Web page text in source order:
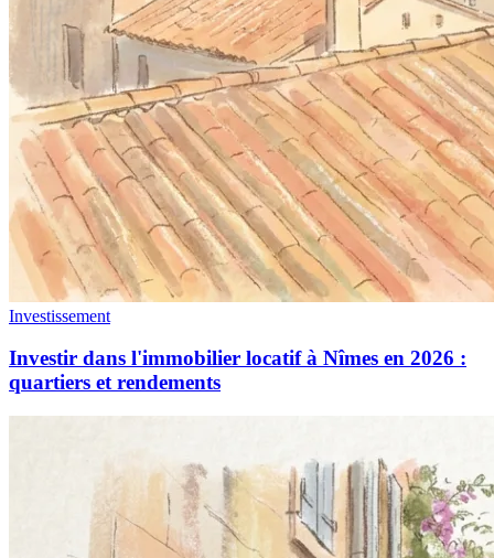
Investissement
Investir dans l'immobilier locatif à Nîmes en 2026 :
quartiers et rendements